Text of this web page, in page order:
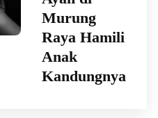
Murung
Raya Hamili
Anak
Kandungnya